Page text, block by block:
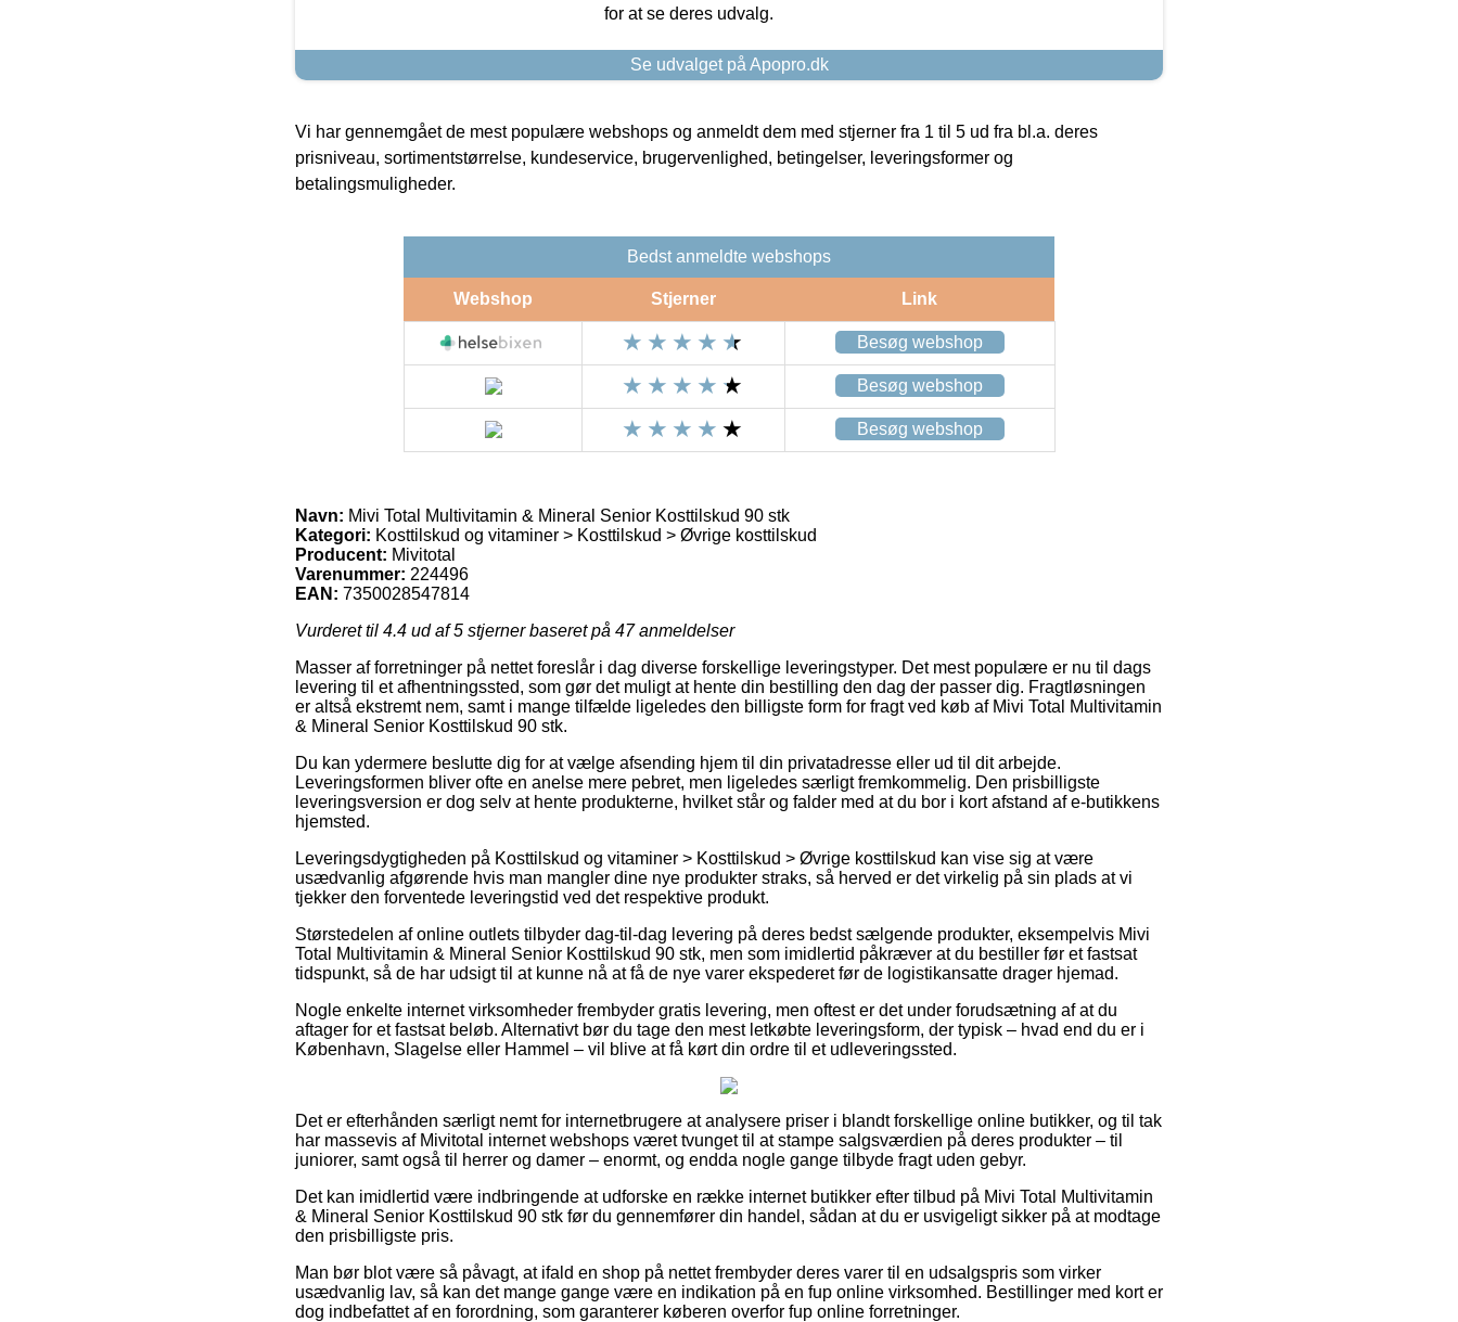
for at se deres udvalg.
Se udvalget på Apopro.dk
Vi har gennemgået de mest populære webshops og anmeldt dem med stjerner fra 1 til 5 ud fra bl.a. deres
prisniveau, sortimentstørrelse, kundeservice, brugervenlighed, betingelser, leveringsformer og
betalingsmuligheder.
Bedst anmeldte webshops
Webshop Stjerner Link
Besøg webshop
Besøg webshop
Besøg webshop
Navn: Mivi Total Multivitamin & Mineral Senior Kosttilskud 90 stk
Kategori: Kosttilskud og vitaminer > Kosttilskud > Øvrige kosttilskud
Producent: Mivitotal
Varenummer: 224496
EAN: 7350028547814
Vurderet til 4.4 ud af 5 stjerner baseret på 47anmeldelser
Masser af forretninger på nettet foreslår i dag diverse forskellige leveringstyper. Det mest populære er nu til dags
levering til et afhentningssted, som gør det muligt at hente din bestilling den dag der passer dig. Fragtløsningen
er altså ekstremt nem, samt i mange tilfælde ligeledes den billigste form for fragt ved køb af Mivi Total Multivitamin
& Mineral Senior Kosttilskud 90 stk.
Du kan ydermere beslutte dig for at vælge afsending hjem til din privatadresse eller ud til dit arbejde.
Leveringsformen bliver ofte en anelse mere pebret, men ligeledes særligt fremkommelig. Den prisbilligste
leveringsversion er dog selv at hente produkterne, hvilket står og falder med at du bor i kort afstand af e-butikkens
hjemsted.
Leveringsdygtigheden på Kosttilskud og vitaminer > Kosttilskud > Øvrige kosttilskud kan vise sig at være
usædvanlig afgørende hvis man mangler dine nye produkter straks, så herved er det virkelig på sin plads at vi
tjekker den forventede leveringstid ved det respektive produkt.
Størstedelen af online outlets tilbyder dag-til-dag levering på deres bedst sælgende produkter, eksempelvis Mivi
Total Multivitamin & Mineral Senior Kosttilskud 90 stk, men som imidlertid påkræver at du bestiller før et fastsat
tidspunkt, så de har udsigt til at kunne nå at få de nye varer ekspederet før de logistikansatte drager hjemad.
Nogle enkelte internet virksomheder frembyder gratis levering, men oftest er det under forudsætning af at du
aftager for et fastsat beløb. Alternativt bør du tage den mest letkøbte leveringsform, der typisk – hvad end du er i
København, Slagelse eller Hammel – vil blive at få kørt din ordre til et udleveringssted.
Det er efterhånden særligt nemt for internetbrugere at analysere priser i blandt forskellige online butikker, og til tak
har massevis af Mivitotal internet webshops været tvunget til at stampe salgsværdien på deres produkter – til
juniorer, samt også til herrer og damer – enormt, og endda nogle gange tilbyde fragt uden gebyr.
Det kan imidlertid være indbringende at udforske en række internet butikker efter tilbud på Mivi Total Multivitamin
& Mineral Senior Kosttilskud 90 stk før du gennemfører din handel, sådan at du er usvigeligt sikker på at modtage
den prisbilligste pris.
Man bør blot være så påvagt, at ifald en shop på nettet frembyder deres varer til en udsalgspris som virker
usædvanlig lav, så kan det mange gange være en indikation på en fup online virksomhed. Bestillinger med kort er
dog indbefattet af en forordning, som garanterer køberen overfor fup online forretninger.